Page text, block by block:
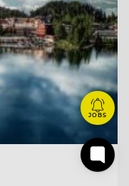
JOBS